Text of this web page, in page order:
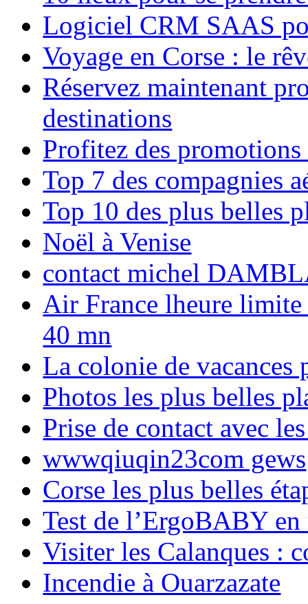
Logiciel CRM SAAS
Voyage en Corse : le
Réservez maintenant
destinations
Profitez des
Top 7 des compagnies
Top 10 des plus belles
Noël à Venise
contact michel
Air France lheure limite
40 mn
La colonie de vacances
Photos les plus belles
Prise de contact avec
wwwqiuqin23com gews
Corse les plus belles
Test de l’ErgoBABY en
Visiter les Calanques :
Incendie à Ouarzazate